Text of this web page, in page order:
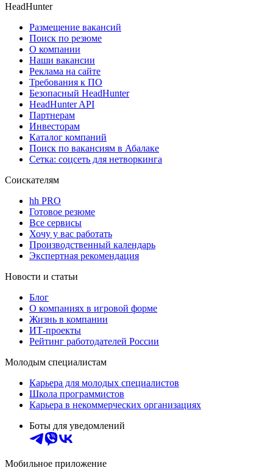
HeadHunter
Размещение вакансий
Поиск по резюме
О компании
Наши вакансии
Реклама на сайте
Требования к ПО
Безопасный HeadHunter
HeadHunter API
Партнерам
Инвесторам
Каталог компаний
Поиск по вакансиям в Абалаке
Сетка: соцсеть для нетворкинга
Соискателям
hh PRO
Готовое резюме
Все сервисы
Хочу у вас работать
Производственный календарь
Экспертная рекомендация
Новости и статьи
Блог
О компаниях в игровой форме
Жизнь в компании
ИТ-проекты
Рейтинг работодателей России
Молодым специалистам
Карьера для молодых специалистов
Школа программистов
Карьера в некоммерческих организациях
Боты для уведомлений
Мобильное приложение